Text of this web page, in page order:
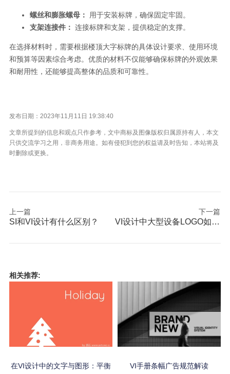
螺丝和膨胀螺母：
用于安装标牌，确保固定牢固。
支架连接件： 连接标牌和支架，提供稳定的支撑。
在选择材料时，需要根据楼顶大字标牌的具体设计要求、使用环境
和预算等因素综合考虑。优质的材料不仅能够确保标牌的外观效果
和耐用性，还能够提高整体的品质和可靠性。
发布日期：2023年11月11日 19:38:40
文章所提到的信息和观点只作参考，文中商标及图像版权归属原持有人，本文
只供交流学习之用，非商务用途。如有侵犯到您的权益请及时告知，本站将及
时删除或更换。
上一篇
SI和VI设计有什么区别？
下一篇
VI设计中大型设备LOGO如何喷涂？
相关推荐:
在VI设计中的文字与图形：平衡
VI手册条幅广告规范解读